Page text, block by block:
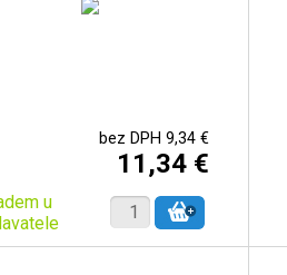
bez DPH 9,34 €
11,34 €
u